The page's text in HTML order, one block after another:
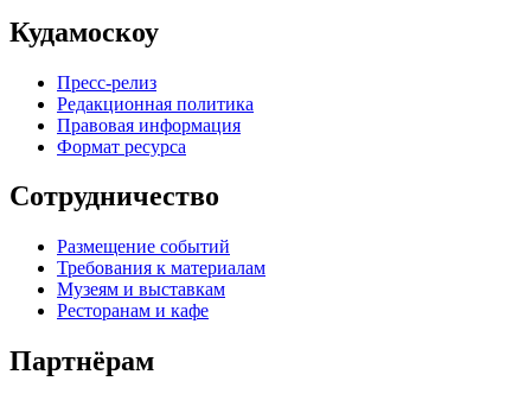
Кудамоскоу
Пресс-релиз
Редакционная политика
Правовая информация
Формат ресурса
Сотрудничество
Размещение событий
Требования к материалам
Музеям и выставкам
Ресторанам и кафе
Партнёрам